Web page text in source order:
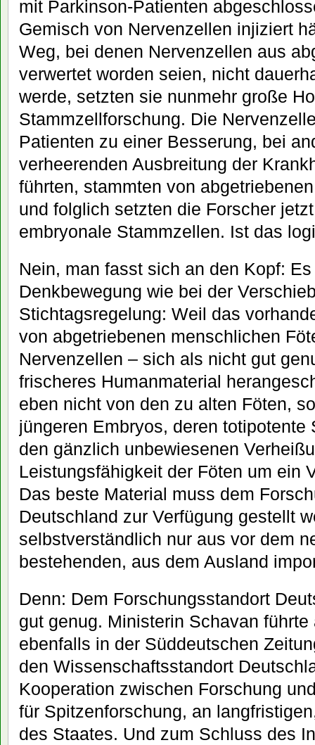
mit Parkinson-Patienten
Gemisch von Nervenzellen injiziert
Weg, bei denen Nervenzellen aus
verwertet worden seien, nicht
werde, setzten sie nunmehr große
Stammzellforschung. Die
Patienten zu einer Besserung, bei
verheerenden Ausbreitung der
führten, stammten von
und folglich setzten die Forscher
embryonale Stammzellen. Ist das
Nein, man fasst sich an den Kopf:
Denkbewegung wie bei der
Stichtagsregelung: Weil das
von abgetriebenen menschlichen
Nervenzellen – sich als nicht gut
frischeres Humanmaterial
eben nicht von den zu alten Föten,
jüngeren Embryos, deren totipotente
den gänzlich unbewiesenen
Leistungsfähigkeit der Föten um ein
Das beste Material muss dem
Deutschland zur Verfügung gestellt
selbstverständlich nur aus vor dem
bestehenden, aus dem Ausland
Denn: Dem Forschungsstandort
gut genug. Ministerin Schavan führte
ebenfalls in der Süddeutschen
den Wissenschaftsstandort
Kooperation zwischen Forschung
für Spitzenforschung, an
des Staates. Und zum Schluss des